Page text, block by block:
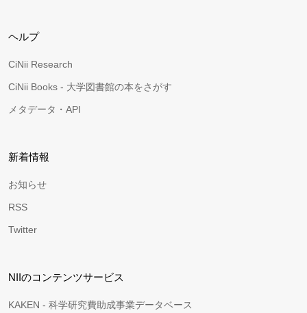
ヘルプ
CiNii Research
CiNii Books - 大学図書館の本をさがす
メタデータ・API
新着情報
お知らせ
RSS
Twitter
NIIのコンテンツサービス
KAKEN - 科学研究費助成事業データベース